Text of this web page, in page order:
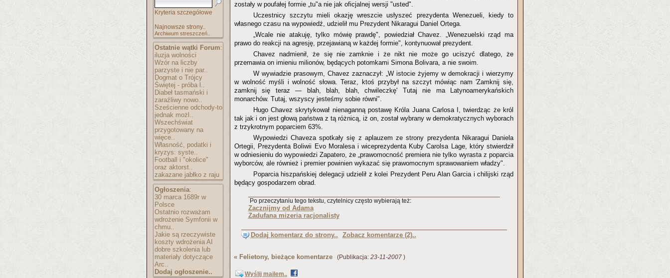
Kryteria szczegółowe
Najnowsze strony..
Archiwum streszczeń..
Ostatnie wątki Forum:
iluzja wolności
Wzór na liczby
parzyste i nie par..
Dogmat o Trójcy
Świętej - próba l..
Diabeł tasmański i
zaraźliwy nowo..
Sześcienne odchody-to
jednak możl..
Wszechświat
przygotowany na
więce..
Własność, podatki i
kryzys: syste..
Football i "okolice"
oraz aktorst..
zakazane jabłko z raju
Ogłoszenia:
30 marca 1689r w
Polsce
Ostatnio rozważam
wdrożenie Symfonii w
chmu..
Jakie są rzeczywiste
koszty wdrożenia AI
dobre szkolenia lub
materiały dotyczące
Arc..
Dodaj ogłoszenie..
zostały w poufałej formie „tu"a nie jak oficjalnej wersji "usted".
Uczestnicy szczytu mieli okazję wreszcie usłyszeć prezydenta Wenezueli, kiedy to
własnego czasu na wypowiedź, udzielił mu Prezydent Nikaragui Daniel Ortega.
„Wcale nie atakuję, tylko mówię prawdę", powiedział Chavez. „Wenezuelski rząd ma
prawo do reakcji na agresję, przejawianą w każdej formie", kontynuował prezydent.
Chavez nadmienił, że się nie zamknie i że nikt nie może go uciszyć dlatego, że
przemawia on imieniu milionów, będących potomkami Simona Bolivara, a nie swoim.
W wywiadzie prasowym, Chavez zaznaczył: „W istocie żyjemy w demokracji i wierzymy
w wolność myśli i wolność słowa. Teraz, ktoś przybył na szczyt mówiąc nam 'Zamknij się,
zamknij się teraz — blah, blah, blah, chwileczkę' Tutaj nie ma Latynoamerykańskich
monarchów. Tutaj, wszyscy jesteśmy sobie równi".
Hugo Chavez skrytykował nienaganną postawę Króla Juana Carlosa I, twierdząc że król
tak jak i on jest głową państwa z tą różnicą, iż on, został wybrany w demokratycznych wyborach
z trzykrotnym poparciem 63%.
Wypowiedzi Chaveza spotkały się z aplauzem ze strony prezydenta Nikaragui Daniela
Ortegii, Prezydenta Boliwii Evo Moralesa i wiceprezydenta Kuby Carolsa Lage, który stwierdził
w odniesieniu do wypowiedzi Zapatero, że „prawomocność premiera nie tylko wyrasta z poparcia
wyborców, ale również i premier powinien wykazać się prawomocnym sprawowaniem władzy".
Poparcia hiszpańskiej delegacji udzielił z kolei Prezydent Peru Alan Garcia i chilijski rząd
będący gospodarzem obrad.
Po przeczytaniu tego tekstu, czytelnicy często wybierają też:
Zacznijmy od Adama
Zadufana mizeria racjonalisty
Dodaj komentarz do strony.. Zobacz komentarze (2)..
« Felietony, bieżące komentarze (Publikacja: 23-11-2007 )
Wyślij mailem..